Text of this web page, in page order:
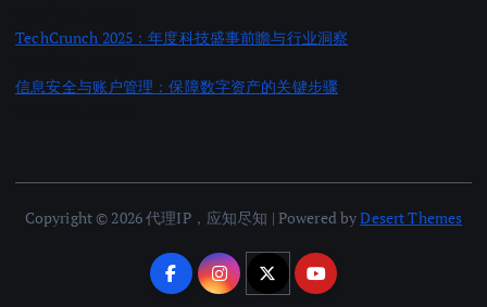
TechCrunch 2025：年度科技盛事前瞻与行业洞察
信息安全与账户管理：保障数字资产的关键步骤
Copyright © 2026 代理IP，应知尽知 | Powered byDesert Themes